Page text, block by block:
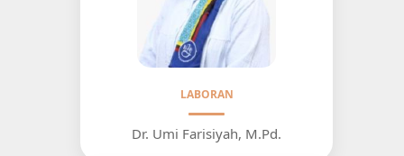
LABORAN
Dr. Umi Farisiyah, M.Pd.